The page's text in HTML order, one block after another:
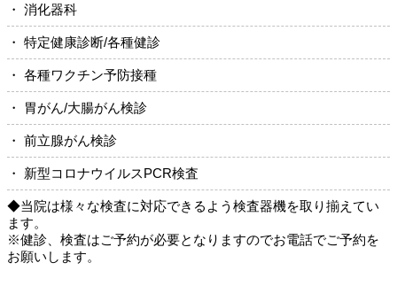
・ 消化器科
・ 特定健康診断/各種健診
・ 各種ワクチン予防接種
・ 胃がん/大腸がん検診
・ 前立腺がん検診
・ 新型コロナウイルスPCR検査
◆当院は様々な検査に対応できるよう検査器機を取り揃えてい
ます。
※健診、検査はご予約が必要となりますのでお電話でご予約を
お願いします。